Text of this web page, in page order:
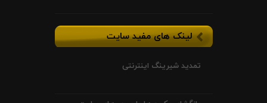
لینک های مفید سایت
تمدید شیرینگ اینترنتی